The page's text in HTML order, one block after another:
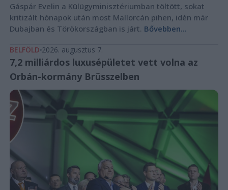
Gáspár Evelin a Külügyminisztériumban töltött, sokat
kritizált hónapok után most Mallorcán pihen, idén már
Dubajban és Törökországban is járt. Bővebben...
BELFÖLD 2026. augusztus 7.
7,2 milliárdos luxusépületet vett volna az
Orbán-kormány Brüsszelben